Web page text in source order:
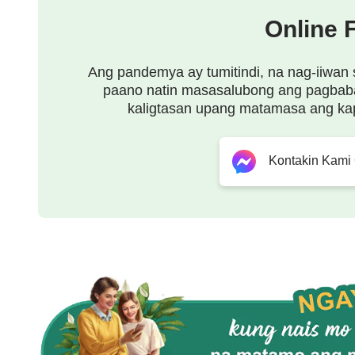
Kaharap natin ang Makapangyarihang Diyos.
nagpapakita sa atin ngayon sa totoo.
Mahal mo ang Diyos, mahal ko ang Diyos;
ang sangkatauhan ay umaapaw sa panibagong
Sumusunod ang mga tao, sumasamba ang mga
Online
Ang pandemya ay tumitindi, na nag-
paano natin masasalubong ang
kaligtasan upang matamasa ang
Kontakin Kami